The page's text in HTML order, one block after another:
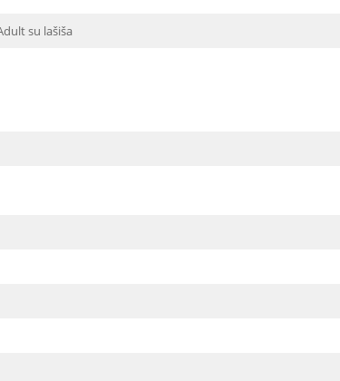
su lašiša